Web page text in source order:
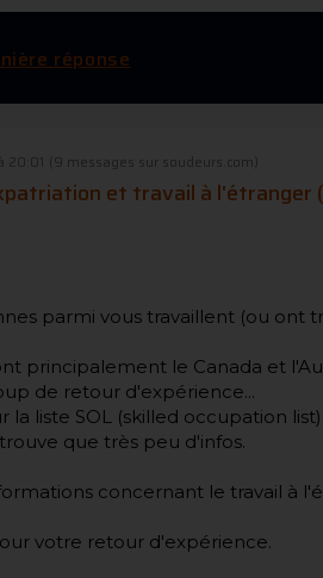
réponse
20:01 (9 messages sur soudeurs.com)
et travail à l'étranger
parmi vous travaillent (ou ont
principalement le Canada et
de retour d'expérience...
liste SOL (skilled occupation
que très peu d'infos.
concernant le travail à
votre retour d'expérience.